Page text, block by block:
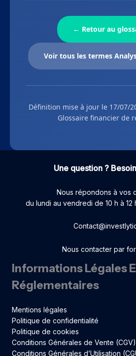
← Retour au
Voir tous les termes
Définition mise à jour le 17/07/
Glossaire financier de
Une question ?
Nous répondons à vos
du lundi au vendredi de 10 h à 12
Nous contacter par
Informations Légales
Réglementaires
Mentions légales
Politique de confidentialité
Politique de cookies
Conditions Générales de Vente (CGV)
Conditions Générales d’Utilisation